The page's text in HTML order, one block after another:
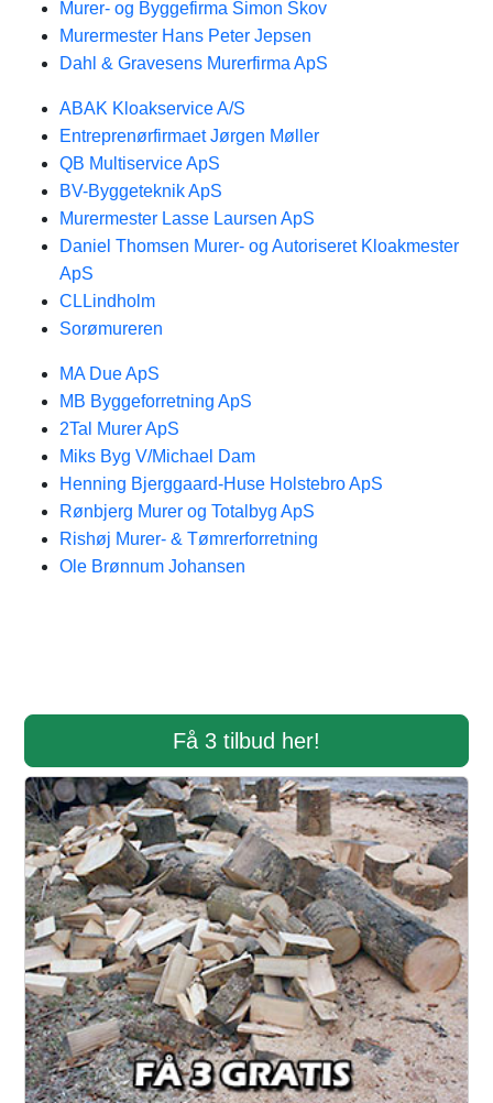
Murer- og Byggefirma Simon Skov
Murermester Hans Peter Jepsen
Dahl & Gravesens Murerfirma ApS
ABAK Kloakservice A/S
Entreprenørfirmaet Jørgen Møller
QB Multiservice ApS
BV-Byggeteknik ApS
Murermester Lasse Laursen ApS
Daniel Thomsen Murer- og Autoriseret Kloakmester
ApS
CLLindholm
Sorømureren
MA Due ApS
MB Byggeforretning ApS
2Tal Murer ApS
Miks Byg V/Michael Dam
Henning Bjerggaard-Huse Holstebro ApS
Rønbjerg Murer og Totalbyg ApS
Rishøj Murer- & Tømrerforretning
Ole Brønnum Johansen
Få 3 tilbud her!